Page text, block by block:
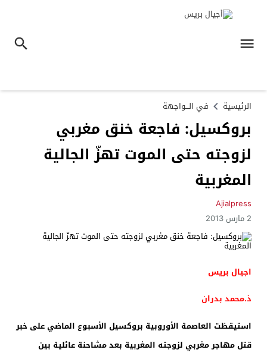
الرئيسية في الـــواجهة
بروكسيل: فاجعة خنق مغربي
لزوجته حتى الموت تهزّ الجالية
المغربية
Ajialpress
2 مارس 2013
اجيال بريس
ذ.محمد بدران
استيقظت العاصمة الأوروبية بروكسيل الأسبوع الماضي على خبر
قتل مهاجر مغربي لزوجته المغربية بعد مشاحنة عائلية بين